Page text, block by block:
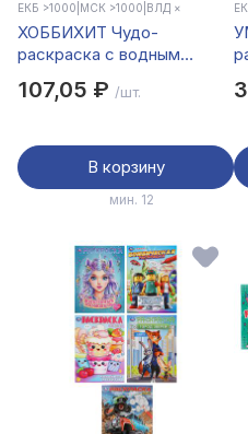
ЕКБ >1000 МСК >1000 ВЛД ×
ХОББИХИТ Чудо-
раскраска с водным
пластик, 19х15см, 6
107,05 ₽ /шт.
В корзину
мин. 12